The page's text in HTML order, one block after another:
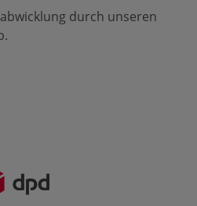
durch unseren